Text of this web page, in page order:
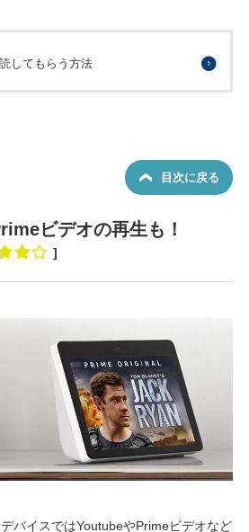
してもらう方法
目次に戻る
ビデオの再生も！
]
バイスではYoutubeやPrimeビデオなど